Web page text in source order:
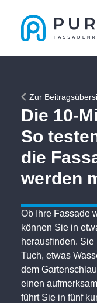
Zur
Die 10-
So
die
werden
Ob Ihre Fassade
können Sie in
herausfinden.
Tuch, etwas
dem
einen
führt Sie in fünf